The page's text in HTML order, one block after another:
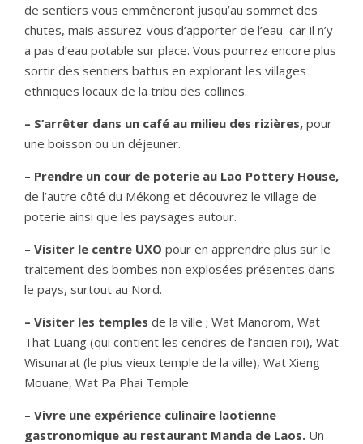
de sentiers vous emmèneront jusqu’au sommet des
chutes, mais assurez-vous d’apporter de l’eau car il n’y
a pas d’eau potable sur place. Vous pourrez encore plus
sortir des sentiers battus en explorant les villages
ethniques locaux de la tribu des collines.
– S’arrêter dans un café au milieu des rizières, pour
une boisson ou un déjeuner.
– Prendre un cour de poterie au Lao Pottery House,
de l’autre côté du Mékong et découvrez le village de
poterie ainsi que les paysages autour.
– Visiter le centre UXO pour en apprendre plus sur le
traitement des bombes non explosées présentes dans
le pays, surtout au Nord.
– Visiter les temples de la ville ; Wat Manorom, Wat
That Luang (qui contient les cendres de l’ancien roi), Wat
Wisunarat (le plus vieux temple de la ville), Wat Xieng
Mouane, Wat Pa Phai Temple
– Vivre une expérience culinaire laotienne
gastronomique au restaurant Manda de Laos. Un